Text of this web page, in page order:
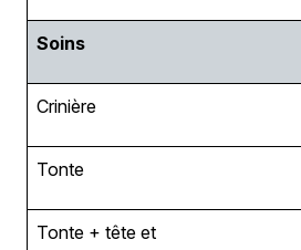
Soins
Crinière
Tonte
Tonte + tête et